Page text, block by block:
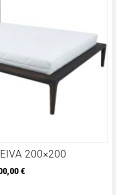
200×200
€